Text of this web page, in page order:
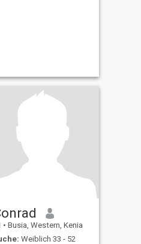
• Busia, Western, Kenia
Weiblich 33 - 52